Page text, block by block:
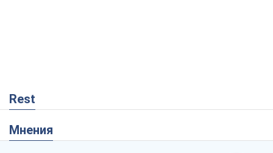
Rest
Мнения